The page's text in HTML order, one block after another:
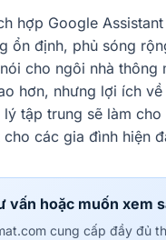
hợp Google
ổn định, phủ sóng
cho ngôi nhà thông
hơn, nhưng lợi ích
lý tập trung sẽ làm
các gia đình hiện
vấn hoặc muốn xem
cung cấp đầy đủ